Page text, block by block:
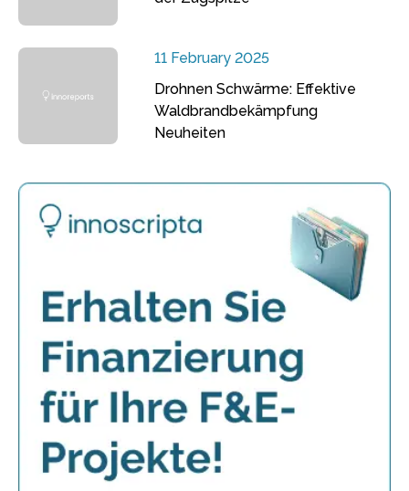
11 February 2025
Drohnen Schwärme: Effektive
Waldbrandbekämpfung
Neuheiten